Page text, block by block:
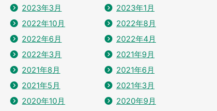
2023年3月
2023年1月
2022年10月
2022年8月
2022年6月
2022年4月
2022年3月
2021年9月
2021年8月
2021年6月
2021年5月
2021年3月
2020年10月
2020年9月